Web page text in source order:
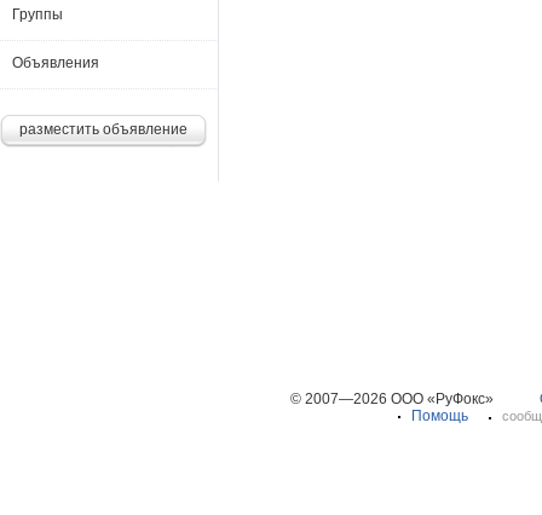
Группы
Объявления
разместить объявление
© 2007—2026 ООО «РуФокс»
Помощь